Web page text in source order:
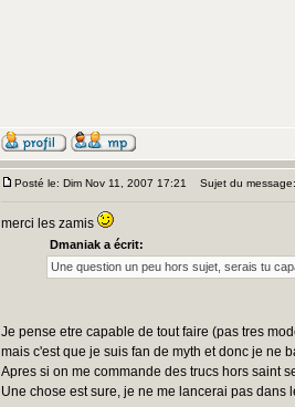
Posté le: Dim Nov 11, 2007 17:21 Sujet du message:
merci les zamis
Dmaniak a écrit:
Une question un peu hors sujet, serais tu
Je pense etre capable de tout faire (pas tres
mais c'est que je suis fan de myth et donc je ne
Apres si on me commande des trucs hors saint
Une chose est sure, je ne me lancerai pas dans